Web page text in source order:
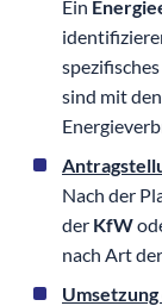
Ein
sind mit
Nach der
der KfW
nach Art